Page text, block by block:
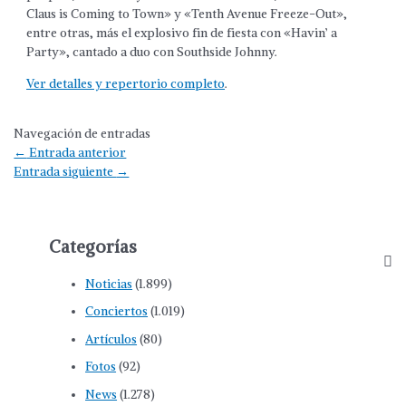
Claus is Coming to Town» y «Tenth Avenue Freeze-Out»,
entre otras, más el explosivo fin de fiesta con «Havin’ a
Party», cantado a duo con Southside Johnny.
Ver detalles y repertorio completo.
Navegación de entradas
← Entrada anterior
Entrada siguiente →
Categorías
Noticias (1.899)
Conciertos (1.019)
Artículos (80)
Fotos (92)
News (1.278)